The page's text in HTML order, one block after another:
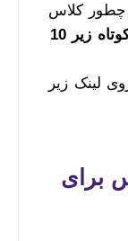
چطور کلاس
فیلم های کوتاه زیر 10
لینک زیر
برای